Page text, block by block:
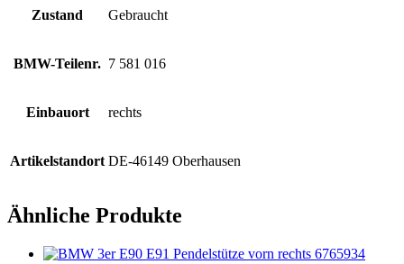
Zustand Gebraucht
BMW-Teilenr. 7 581 016
Einbauort rechts
Artikelstandort DE-46149 Oberhausen
Ähnliche Produkte